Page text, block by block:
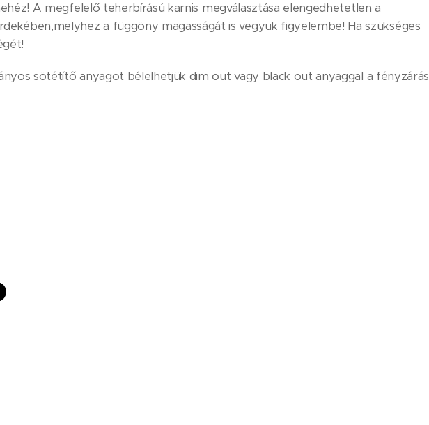
A megfelelő teherbírású karnis megválasztása elengedhetetlen a
a függöny magasságát is vegyük figyelembe! Ha szükséges
sötétítő anyagot bélelhetjük dim out vagy black out anyaggal a fényzárás